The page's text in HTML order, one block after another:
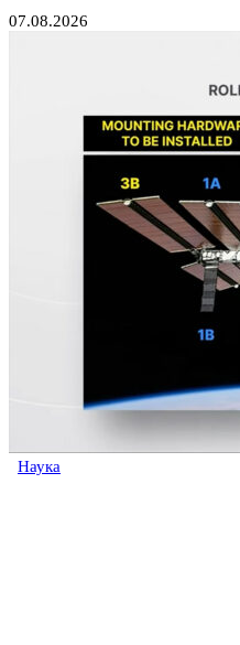
07.08.2026
Наука